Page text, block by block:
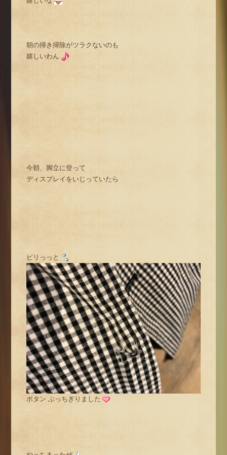
朝の掃き掃除がツラクないのも
嬉しいわん
今朝、脚立に登って
ディスプレイをいじっていたら
ビリっっと
ボタン ぶっちぎりました